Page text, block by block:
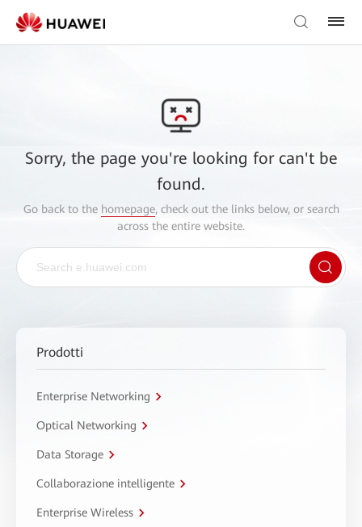
Sorry, the page you're looking for can't be
found.
Go back to the homepage, check out the links below, or search
across the entire website.
Prodotti
Enterprise Networking
Optical Networking
Data Storage
Collaborazione intelligente
Enterprise Wireless